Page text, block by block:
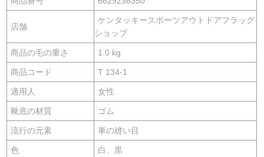
店舗
ケンタッキースポーツアウトドアフラッグ
ショップ
商品の毛の重さ 1.0 kg
商品コード T 134-1
適用人 女性
靴底の材質 ゴム
流行の元素 車の縫い目
色 白、黒